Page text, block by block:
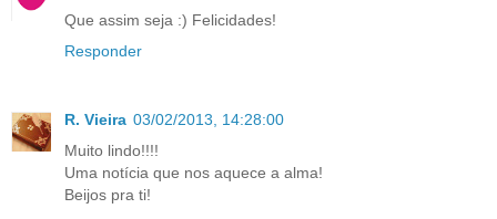
Que assim seja :) Felicidades!
Responder
R. Vieira 03/02/2013, 14:28:00
Muito lindo!!!!
Uma notícia que nos aquece a alma!
Beijos pra ti!